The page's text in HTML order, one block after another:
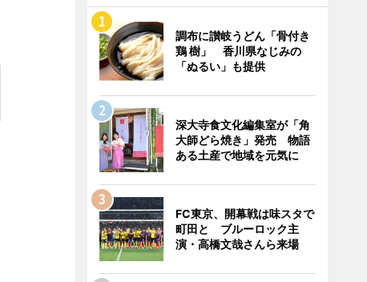
調布に讃岐うどん「骨付き
鶏 樹」 香川県なじみの
「ぬるい」も提供
深大寺食文化編集室が「角
大師どら焼き」発売 物語
ある土産で地域を元気に
FC東京、開幕戦は味スタで
町田と ブルーロック主
演・高橋文哉さんら来場